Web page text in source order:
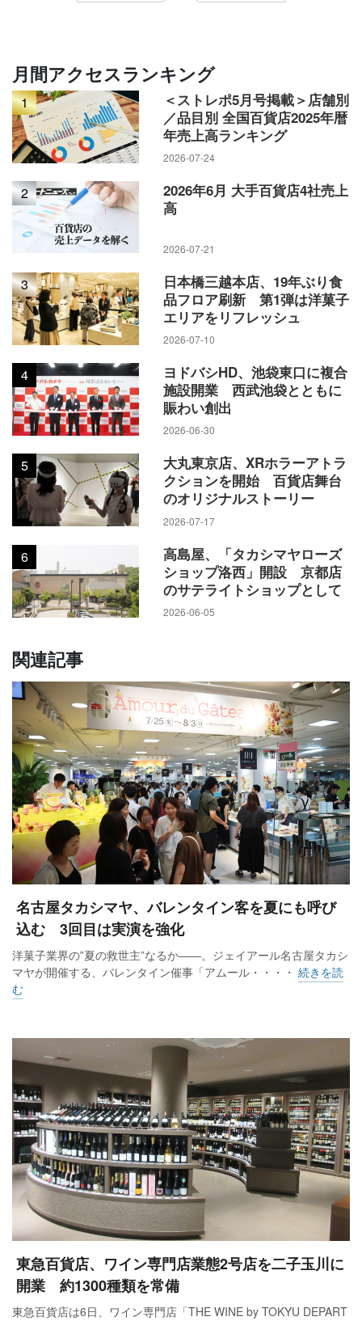
日本百貨店協会が調査した全国百貨店（70社・176店）の11月
売上高は5214億円余、前年比（店舗調整後）は0.9％増で4カ
月連続でプラスとなった。入店客数も1.7%増と2カ月連続でプ
ラスとなった。インバウンドの売上げが2.5%減と2カ月ぶりに
マイナスとなった一方で、休日2日増もあり、国内売上げは好
調に推移した。気温の低下に伴い、コートなどの冬物重衣料
体をけん引したほか、時計、宝飾などの高額品も各社企画の
外商顧客向け催事などで好調に推移した。
インバウンドの売上高は502億円で、2.5％減と2カ月ぶりにマ
ったが、化粧品、食品などの消耗品は4カ月連続で2桁増だっ
た。国別では、売上げ、客数ともに中国、台湾がプラスを維
持しているほか、欧米諸国も伸長した。香港、韓国は2桁減と
なった。
国内市場は1.3％増（シェア90.4％）と4カ月連続でプラスだっ
た。10都市は、札幌、仙台、横浜を除く東京、名古屋、京
都、大阪、神戸、広島、福岡の7地区がプラスとなり、1.7％増
と4カ月連続でプラスだった。10都市以外の7地区は0.1％減だ
インバウンドと国内を合わせた地区別では、国内売上げが好
月間アクセスランキング
1
＜ストレポ5月号掲載＞店舗別
／品目別 全国百貨店2025年暦
年売上高ランキング
2026-07-24
2
2026年6月 大手百貨店4社売上
高
2026-07-21
3
日本橋三越本店、19年ぶり食
品フロア刷新 第1弾は洋菓子
エリアをリフレッシュ
2026-07-10
4
ヨドバシHD、池袋東口に複合
施設開業 西武池袋とともに
賑わい創出
2026-06-30
5
大丸東京店、XRホラーアトラ
クションを開始 百貨店舞台
のオリジナルストーリー
2026-07-17
6
高島屋、「タカシマヤローズ
ショップ洛西」開設 京都店
のサテライトショップとして
2026-06-05
関連記事
名古屋タカシマヤ、バレンタイン客を夏にも呼び
込む 3回目は実演を強化
洋菓子業界の‟夏の救世主”なるか――。ジェイアール名古屋タカシ
マヤが開催する、バレンタイン催事「アムール・・・・ 続きを読
む
東急百貨店、ワイン専門店業態2号店を二子玉川に
開業 約1300種類を常備
東急百貨店は6日、ワイン専門店「THE WINE by TOKYU DEPART